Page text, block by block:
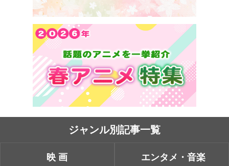
ジャンル別記事一覧
映画 エンタメ・音楽